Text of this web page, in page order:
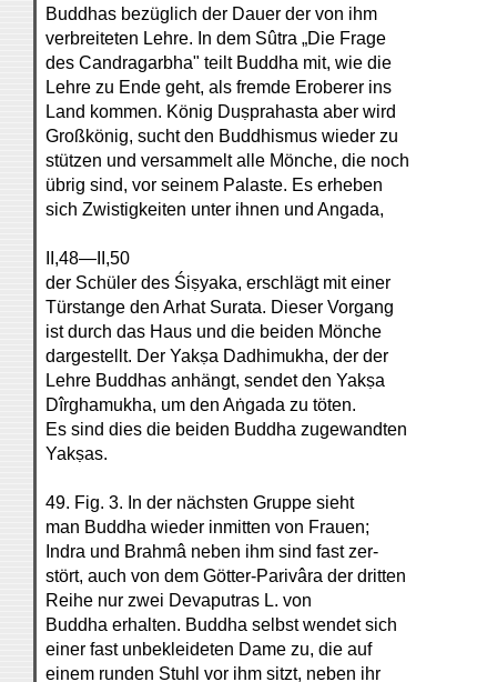
Buddhas bezüglich der Dauer der von ihm
verbreiteten Lehre. In dem Sûtra „Die Frage
des Candragarbha" teilt Buddha mit, wie die
Lehre zu Ende geht, als fremde Eroberer ins
Land kommen. König Duṣprahasta aber wird
Großkönig, sucht den Buddhismus wieder zu
stützen und versammelt alle Mönche, die noch
übrig sind, vor seinem Palaste. Es erheben
sich Zwistigkeiten unter ihnen und Angada,
II,48—II,50
der Schüler des Śiṣyaka, erschlägt mit einer
Türstange den Arhat Surata. Dieser Vorgang
ist durch das Haus und die beiden Mönche
dargestellt. Der Yakṣa Dadhimukha, der der
Lehre Buddhas anhängt, sendet den Yakṣa
Dîrghamukha, um den Aṅgada zu töten.
Es sind dies die beiden Buddha zugewandten
Yakṣas.
49. Fig. 3. In der nächsten Gruppe sieht
man Buddha wieder inmitten von Frauen;
Indra und Brahmâ neben ihm sind fast zer-
stört, auch von dem Götter-Parivâra der dritten
Reihe nur zwei Devaputras L. von
Buddha erhalten. Buddha selbst wendet sich
einer fast unbekleideten Dame zu, die auf
einem runden Stuhl vor ihm sitzt, neben ihr